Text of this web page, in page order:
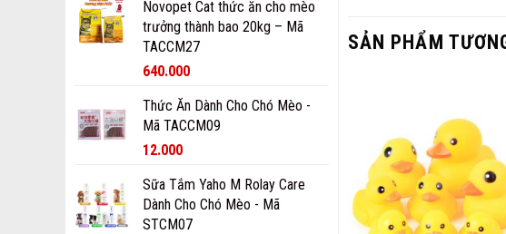
Novopet Cat thức ăn cho mèo
trưởng thành bao 20kg – Mã
TACCM27
640.000
Thức Ăn Dành Cho Chó Mèo -
Mã TACCM09
12.000
Sữa Tắm Yaho M Rolay Care
Dành Cho Chó Mèo - Mã
STCM07
SẢN PHẨM